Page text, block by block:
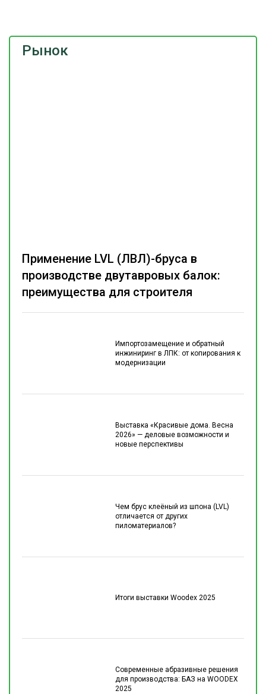
Рынок
Импортозамещение и обратный
инжиниринг в ЛПК: от копирования к
модернизации
Выставка «Красивые дома. Весна
2026» — деловые возможности и
новые перспективы
Чем брус клеёный из шпона (LVL)
отличается от других
пиломатериалов?
Итоги выставки Woodex 2025
Современные абразивные решения
для производства: БАЗ на WOODEX
2025
Применение LVL (ЛВЛ)-бруса в
производстве двутавровых балок:
преимущества для строителя